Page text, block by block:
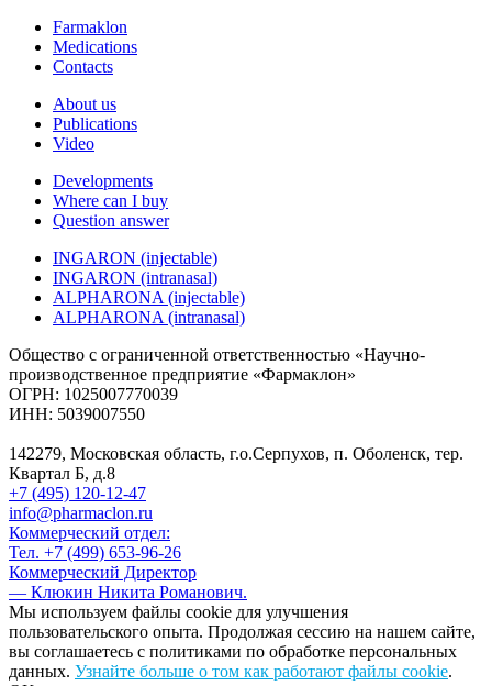
Farmaklon
Medications
Contacts
About us
Publications
Video
Developments
Where can I buy
Question answer
INGARON (injectable)
INGARON (intranasal)
ALPHARONA (injectable)
ALPHARONA (intranasal)
Общество с ограниченной ответственностью «Научно-
производственное предприятие «Фармаклон»
ОГРН: 1025007770039
ИНН: 5039007550
142279, Московская область, г.о.Серпухов, п. Оболенск, тер.
Квартал Б, д.8
+7 (495) 120-12-47
info@pharmaclon.ru
Коммерческий отдел:
Тел. +7 (499) 653-96-26
Коммерческий Директор
— Клюкин Никита Романович.
Мы используем файлы cookie для улучшения
пользовательского опыта. Продолжая сессию на нашем сайте,
вы соглашаетесь с политиками по обработке персональных
данных. Узнайте больше о том как работают файлы cookie.